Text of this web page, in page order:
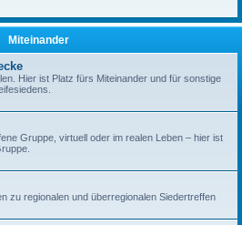
Miteinander
Hier ist Platz fürs Miteinander und für sonstige
Gruppe, virtuell oder im realen Leben – hier ist
zu regionalen und überregionalen Siedertreffen